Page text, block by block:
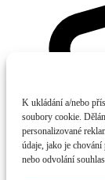
K ukládání a/nebo
soubory cookie.
personalizované
údaje, jako je
nebo odvolání
Relaxaxe / MP3